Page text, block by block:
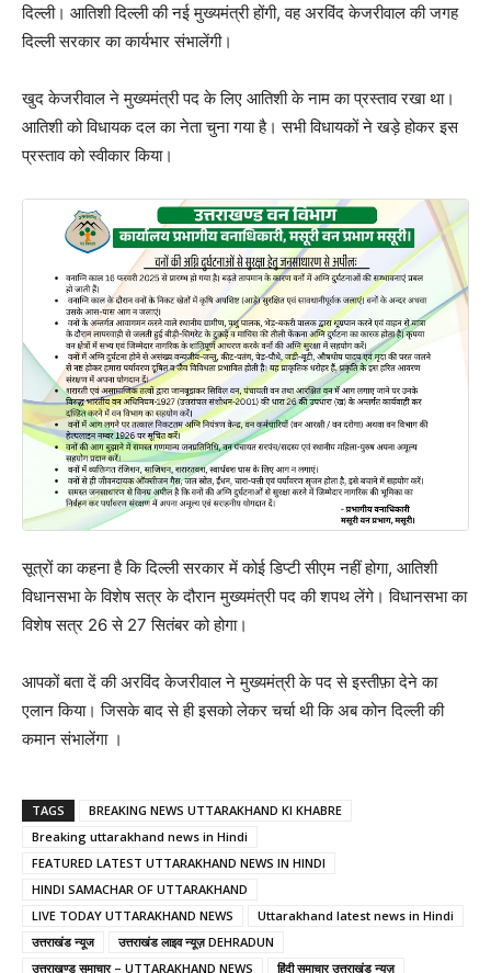
दिल्ली। आतिशी दिल्ली की नई मुख्यमंत्री होंगी, वह अरविंद केजरीवाल की जगह
दिल्ली सरकार का कार्यभार संभालेंगी।
खुद केजरीवाल ने मुख्यमंत्री पद के लिए आतिशी के नाम का प्रस्ताव रखा था।
आतिशी को विधायक दल का नेता चुना गया है। सभी विधायकों ने खड़े होकर इस
प्रस्ताव को स्वीकार किया।
सूत्रों का कहना है कि दिल्ली सरकार में कोई डिप्टी सीएम नहीं होगा, आतिशी
विधानसभा के विशेष सत्र के दौरान मुख्यमंत्री पद की शपथ लेंगे। विधानसभा का
विशेष सत्र 26 से 27 सितंबर को होगा।
आपकों बता दें की अरविंद केजरीवाल ने मुख्यमंत्री के पद से इस्तीफ़ा देने का
एलान किया। जिसके बाद से ही इसको लेकर चर्चा थी कि अब कोन दिल्ली की
कमान संभालेंगा ।
TAGS
BREAKING NEWS UTTARAKHAND KI KHABRE
Breaking uttarakhand news in Hindi
FEATURED LATEST UTTARAKHAND NEWS IN HINDI
HINDI SAMACHAR OF UTTARAKHAND
LIVE TODAY UTTARAKHAND NEWS
Uttarakhand latest news in Hindi
उत्तराखंड न्यूज
उत्तराखंड लाइव न्यूज़ DEHRADUN
उत्तराखण्ड समाचार – UTTARAKHAND NEWS
हिंदी समाचार उत्तराखंड न्यूज़